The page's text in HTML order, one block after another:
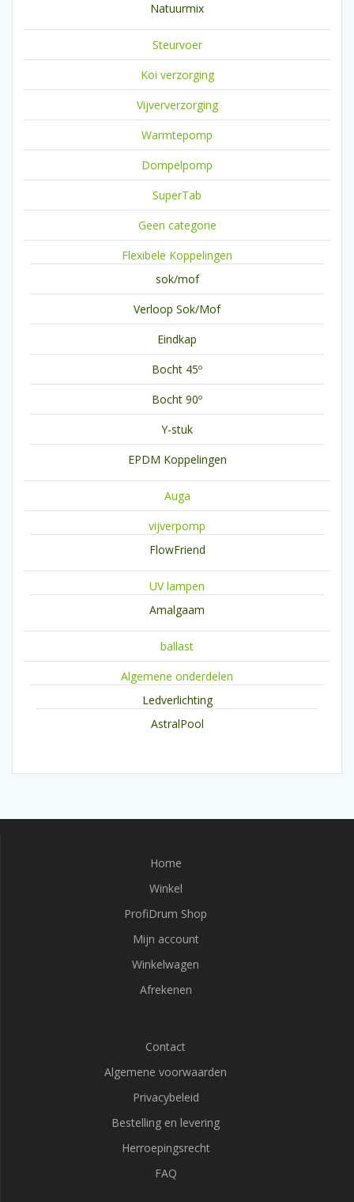
Natuurmix
Steurvoer
Koi verzorging
Vijververzorging
Warmtepomp
Dompelpomp
SuperTab
Geen categorie
Flexibele Koppelingen
sok/mof
Verloop Sok/Mof
Eindkap
Bocht 45º
Bocht 90º
Y-stuk
EPDM Koppelingen
Auga
vijverpomp
FlowFriend
UV lampen
Amalgaam
ballast
Algemene onderdelen
Ledverlichting
AstralPool
Home
Winkel
ProfiDrum Shop
Mijn account
Winkelwagen
Afrekenen
Contact
Algemene voorwaarden
Privacybeleid
Bestelling en levering
Herroepingsrecht
FAQ